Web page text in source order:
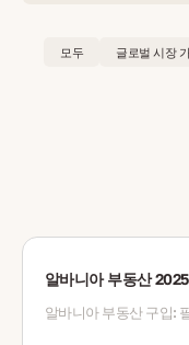
모두 글로벌 시장
알바니아 부동산
알바니아 부동산 구입: